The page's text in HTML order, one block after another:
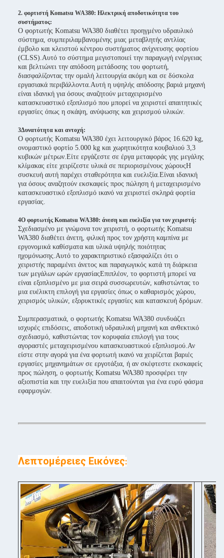
2. φορτιστή Komatsu WA380: Ηλεκτρική αποδοτικότητα του
συστήματος:
Ο φορτωτής Komatsu WA380 διαθέτει προηγμένο υδραυλικό
σύστημα, συμπεριλαμβανομένης μιας μεταβλητής αντλίας
έμβολο και κλειστού κέντρου συστήματος ανίχνευσης φορτίου
(CLSS).Αυτό το σύστημα μεγιστοποιεί την παραγωγή ενέργειας
και βελτιώνει την απόδοση μετάδοσης του φορτωτή,
διασφαλίζοντας την ομαλή λειτουργία ακόμη και σε δύσκολα
εργασιακά περιβάλλοντα.Αυτή η υψηλής απόδοσης βαριά μηχανή
είναι ιδανική για όσους αναζητούν μεταχειρισμένο
κατασκευαστικό εξοπλισμό που μπορεί να χειριστεί απαιτητικές
εργασίες όπως η σκάψη, ανύψωσης και χειρισμού υλικών.
3Δυνατότητα και αντοχή:
Ο φορτωτής Komatsu WA380 έχει λειτουργικό βάρος 16.620 kg,
ονομαστικό φορτίο 5.000 kg και χωρητικότητα κουβαλιού 3,3
κυβικών μέτρων.Είτε εργάζεστε σε έργα μεταφοράς γης μεγάλης
κλίμακας είτε χειρίζεστε υλικά σε περιορισμένους χώρουςΗ
συσκευή αυτή παρέχει σταθερότητα και ευελιξία.Είναι ιδανική
για όσους αναζητούν εκσκαφείς προς πώληση ή μεταχειρισμένο
κατασκευαστικό εξοπλισμό ικανό να χειριστεί σκληρά φορτία
εργασίας.
4Ο φορτωτής Komatsu WA380: άνεση και ευελιξία για τον χειριστή:
Σχεδιασμένο με γνώμονα τον χειριστή, ο φορτωτής Komatsu
WA380 διαθέτει άνετη, φιλική προς τον χρήστη καμπίνα με
εργονομικά καθίσματα και υλικά υψηλής ποιότητας
ηχομόνωσης.Αυτό το χαρακτηριστικό εξασφαλίζει ότι ο
χειριστής παραμένει άνετος και παραγωγικός κατά τη διάρκεια
των μεγάλων ωρών εργασίαςΕπιπλέον, το φορτιστή μπορεί να
είναι εξοπλισμένο με μια σειρά συσσωρευτών, καθιστώντας το
μια ευέλικτη επιλογή για εργασίες όπως ο καθαρισμός χώρου,
χειρισμός υλικών, εξορυκτικές εργασίες και κατασκευή δρόμων.
Συμπερασματικά, ο φορτωτής Komatsu WA380 συνδυάζει
ισχυρές επιδόσεις, αποδοτική υδραυλική μηχανή και ανθεκτικό
σχεδιασμό, καθιστώντας τον κορυφαία επιλογή για τους
αγοραστές μεταχειρισμένου κατασκευαστικού εξοπλισμού.Αν
είστε στην αγορά για ένα φορτωτή ικανό να χειρίζεται βαριές
εργασίες μηχανημάτων σε εργοτάξια, ή αν σκέφτεστε εκσκαφείς
προς πώληση, ο φορτωτής Komatsu WA380 προσφέρει την
αξιοπιστία και την ευελιξία που απαιτούνται για ένα ευρύ φάσμα
εφαρμογών.
Λεπτομέρειες Εικόνες: